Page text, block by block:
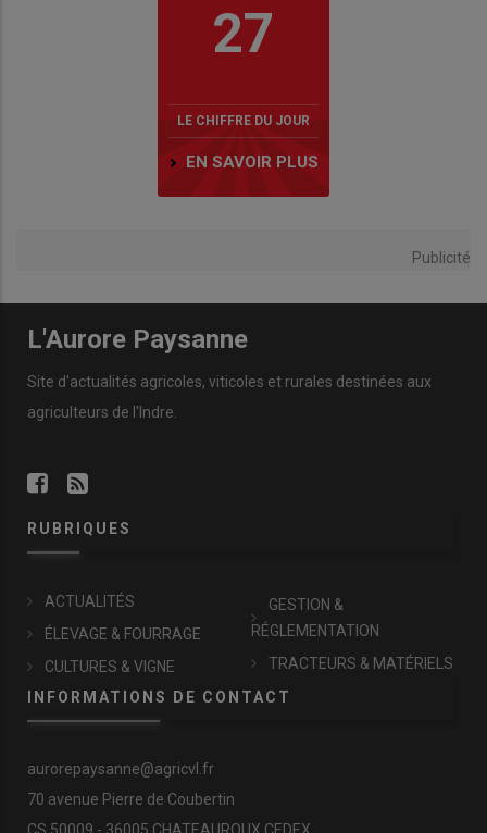
27
LE CHIFFRE DU JOUR
EN SAVOIR PLUS
Publicité
L'Aurore Paysanne
Site d'actualités agricoles, viticoles et rurales destinées aux
agriculteurs de l'Indre.
RUBRIQUES
ACTUALITÉS
ÉLEVAGE & FOURRAGE
CULTURES & VIGNE
GESTION &
RÉGLEMENTATION
TRACTEURS & MATÉRIELS
INFORMATIONS DE CONTACT
aurorepaysanne@agricvl.fr
70 avenue Pierre de Coubertin
CS 50009 - 36005 CHATEAUROUX CEDEX